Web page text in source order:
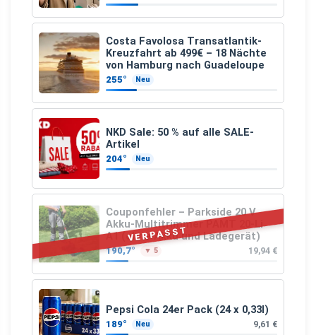
Costa Favolosa Transatlantik-
Kreuzfahrt ab 499€ – 18 Nächte
von Hamburg nach Guadeloupe
255° Neu
NKD Sale: 50 % auf alle SALE-
Artikel
204° Neu
VERPASST
Couponfehler – Parkside 20 V
Akku-Multitrimmer PAMT 20-Li
A1 (ohne Akku und Ladegerät)
190,7° ▼ 5 19,94 €
Pepsi Cola 24er Pack (24 x 0,33l)
189° Neu 9,61 €